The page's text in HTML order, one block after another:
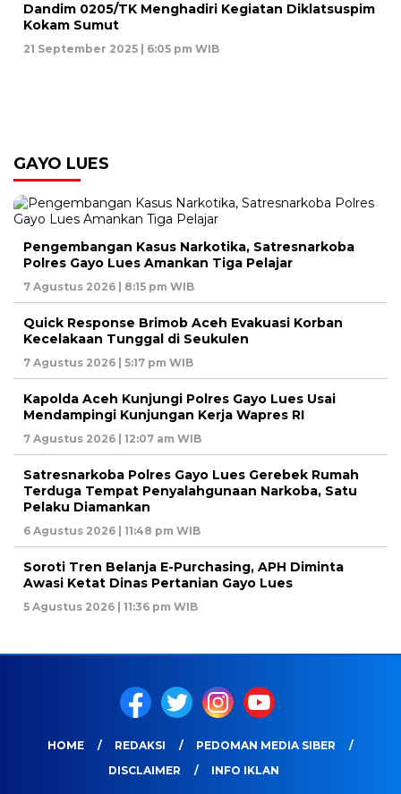
Dandim 0205/TK Menghadiri Kegiatan Diklatsuspim
Kokam Sumut
21 September 2025 | 6:05 pm WIB
GAYO LUES
Pengembangan Kasus Narkotika, Satresnarkoba
Polres Gayo Lues Amankan Tiga Pelajar
7 Agustus 2026 | 8:15 pm WIB
Quick Response Brimob Aceh Evakuasi Korban
Kecelakaan Tunggal di Seukulen
7 Agustus 2026 | 5:17 pm WIB
Kapolda Aceh Kunjungi Polres Gayo Lues Usai
Mendampingi Kunjungan Kerja Wapres RI
7 Agustus 2026 | 12:07 am WIB
Satresnarkoba Polres Gayo Lues Gerebek Rumah
Terduga Tempat Penyalahgunaan Narkoba, Satu
Pelaku Diamankan
6 Agustus 2026 | 11:48 pm WIB
Soroti Tren Belanja E-Purchasing, APH Diminta
Awasi Ketat Dinas Pertanian Gayo Lues
5 Agustus 2026 | 11:36 pm WIB
HOME REDAKSI
PEDOMAN MEDIA SIBER
DISCLAIMER
INFO IKLAN